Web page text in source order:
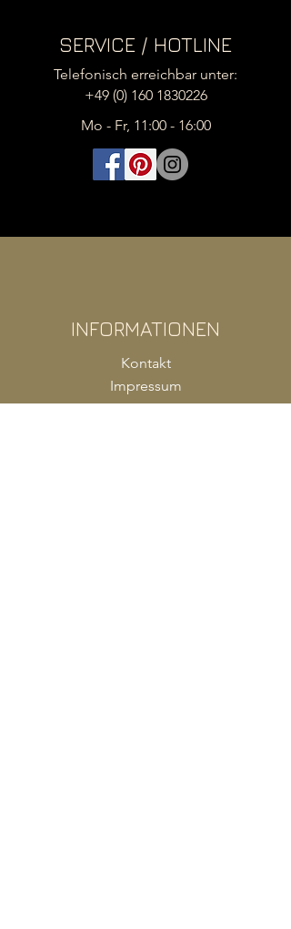
SERVICE / HOTLINE
Telefonisch erreichbar unter:
+49 (0) 160 1830226
Mo - Fr, 11:00 - 16:00
INFORMATIONEN
Kontakt
Impressum
FAQ